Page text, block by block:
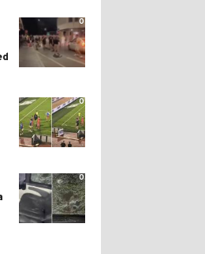
0
0
0